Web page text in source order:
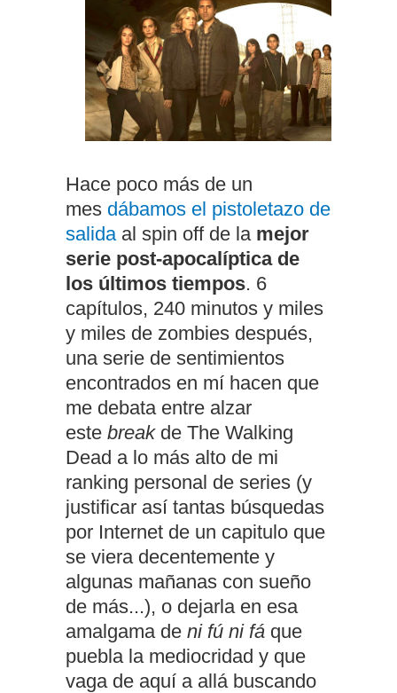
Hace poco más de un
mes dábamos el pistoletazo de
salida al spin off de la mejor
serie post-apocalíptica de
los últimos tiempos. 6
capítulos, 240 minutos y miles
y miles de zombies después,
una serie de sentimientos
encontrados en mí hacen que
me debata entre alzar
este breakde The Walking
Dead a lo más alto de mi
ranking personal de series (y
justificar así tantas búsquedas
por Internet de un capitulo que
se viera decentemente y
algunas mañanas con sueño
de más...), o dejarla en esa
amalgama de ni fú ni fá que
puebla la mediocridad y que
vaga de aquí a allá buscando